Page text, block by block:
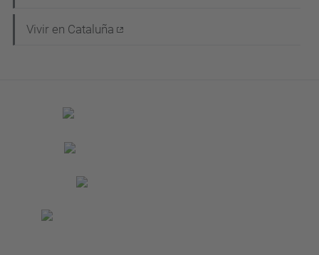
Vivir en Cataluña